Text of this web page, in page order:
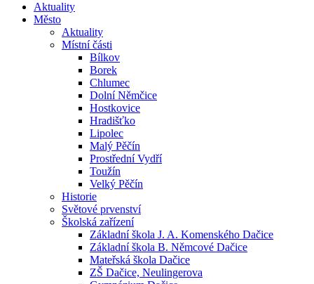
Aktuality
Město
Aktuality
Místní části
Bílkov
Borek
Chlumec
Dolní Němčice
Hostkovice
Hradišťko
Lipolec
Malý Pěčín
Prostřední Vydří
Toužín
Velký Pěčín
Historie
Světové prvenství
Školská zařízení
Základní škola J. A. Komenského Dačice
Základní škola B. Němcové Dačice
Mateřská škola Dačice
ZŠ Dačice, Neulingerova